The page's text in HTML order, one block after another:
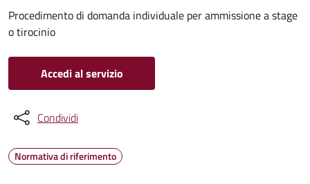
Procedimento di domanda individuale per ammissione a stage
o tirocinio
Accedi al servizio
Condividi
Normativa di riferimento